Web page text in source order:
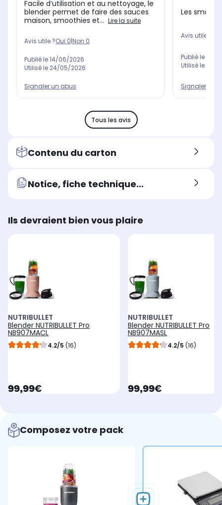
Facile d’utilisation et au nettoyage, le
blender permet de faire des sauces
maison, smoothies et... Lire la suite
Avis utile ?Oui 0|Non 0
Publié le14/06/2026
Utilisé le 24/05/2026
Signaler un abus
Les
Avis utile ?
Publié le
Utilisé le
Signaler un
Tous les avis
Contenu du carton
Notice, fiche technique...
Ils devraient bien vous plaire
NUTRIBULLET
Blender NUTRIBULLET Pro
NB907MACL
4.2/5 (16)
currentPrice
99,99€
NUTRIBULLET
Blender NUTRIBULLET Pro
NB907MASL
4.2/5 (16)
currentPrice
99,99€
Composez votre pack